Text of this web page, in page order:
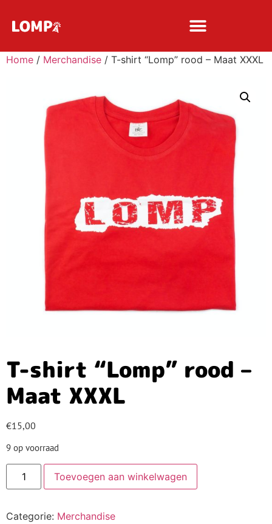
Home / Merchandise / T-shirt “Lomp” rood – Maat XXXL
T-shirt “Lomp” rood –
Maat XXXL
€15,00
9 op voorraad
Toevoegen aan winkelwagen
Categorie: Merchandise